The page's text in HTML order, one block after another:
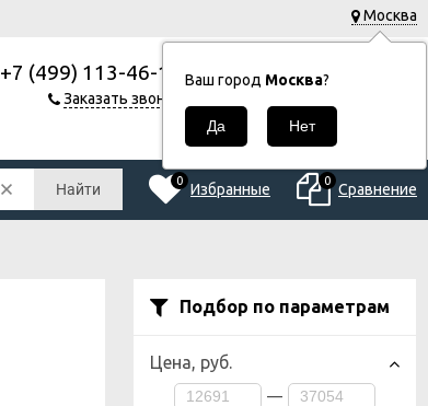
Москва
Ваш город Москва?
+7 (499) 113-46-18
Заказать звонок
Найти 0 Избранные 0 Сравнение
Подбор по параметрам
Цена, руб.
—